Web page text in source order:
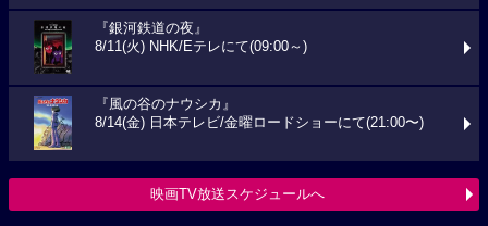
『銀河鉄道の夜』
8/11(火) NHK/Eテレにて(09:00～)
『風の谷のナウシカ』
8/14(金) 日本テレビ/金曜ロードショーにて(21:00〜)
映画TV放送スケジュールへ